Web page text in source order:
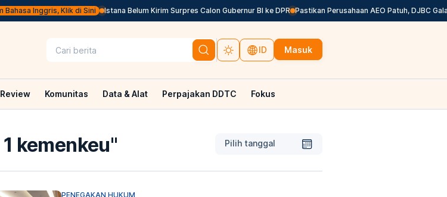
Inggris, Klik di Sini Istana Belum Kirim Surpres Calon Gubernur BI ke DPR Pastikan Perusahaan AEO Patuh, DJBC
ID Masuk
Review Komunitas Data & Alat Perpajakan DDTC Fokus
kemenkeu" Pilih tanggal
PENEGAKAN HUKUM